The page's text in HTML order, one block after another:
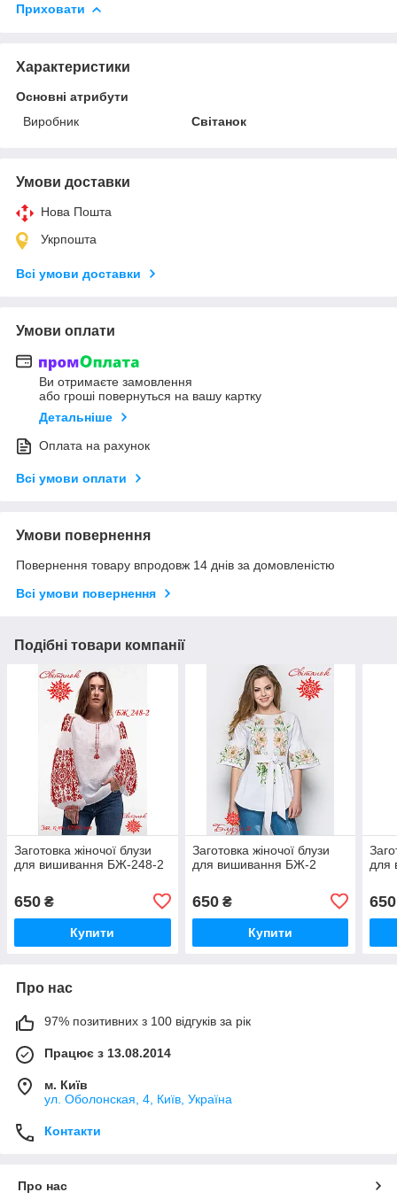
Приховати
Характеристики
Основні атрибути
Виробник
Світанок
Умови доставки
Нова Пошта
Укрпошта
Всі умови доставки
Умови оплати
Ви отримаєте замовлення
або гроші повернуться на вашу картку
Детальніше
Оплата на рахунок
Всі умови оплати
Умови повернення
Повернення товару впродовж 14 днів за домовленістю
Всі умови повернення
Подібні товари компанії
Заготовка жіночої блузи
для вишивання БЖ-248-2
650 ₴
Купити
Заготовка жіночої блузи
для вишивання БЖ-2
650₴
Купити
для
650
Про нас
97% позитивних з 100 відгуків за рік
Працює з 13.08.2014
м. Київ
ул. Оболонская, 4, Київ, Україна
Контакти
Про нас